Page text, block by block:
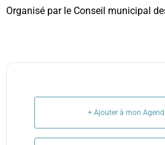
Organisé par le Conseil municipal
+ Ajouter à mon